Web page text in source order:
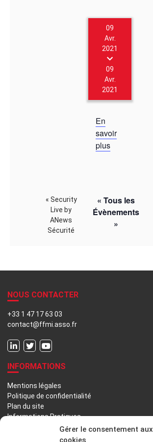
Gérer le consentement aux
cookies
09
Avr.
2021
09
Avr.
2021
En
savoir
plus
« Security
Live by
ANews
Sécurité
« Tous les
Évènements
»
NOUS CONTACTER
+33 1 47 17 63 03
contact@ffmi.asso.fr
INFORMATIONS
Mentions légales
Politique de confidentialité
Plan du site
Informations Pratiques